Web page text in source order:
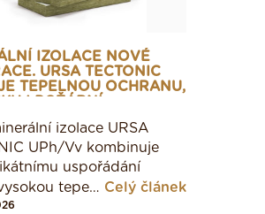
IZOLACE NOVÉ
URSA TECTONIC
TEPELNOU OCHRANU,
I POŽÁRNÍ
izolace URSA
UPh/Vv kombinuje
uspořádání
tepe… Celý článek